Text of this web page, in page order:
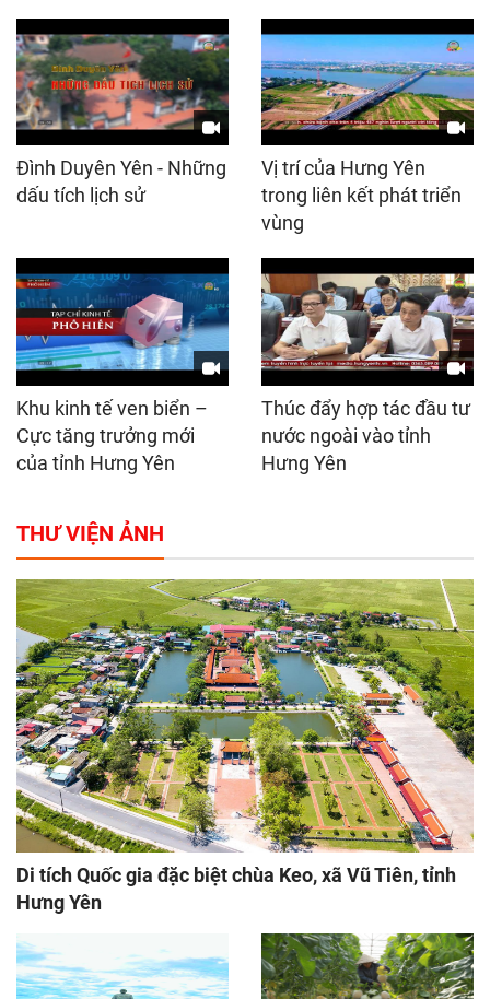
Đình Duyên Yên - Những
dấu tích lịch sử
Vị trí của Hưng Yên
trong liên kết phát triển
vùng
Khu kinh tế ven biển –
Cực tăng trưởng mới
của tỉnh Hưng Yên
Thúc đẩy hợp tác đầu tư
nước ngoài vào tỉnh
Hưng Yên
THƯ VIỆN ẢNH
Di tích Quốc gia đặc biệt chùa Keo, xã Vũ Tiên, tỉnh
Hưng Yên